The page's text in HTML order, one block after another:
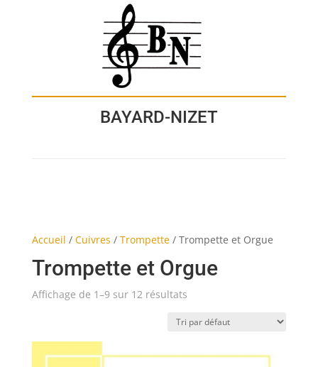
BAYARD-NIZET
Accueil / Cuivres / Trompette/ Trompette et Orgue
Trompette et Orgue
Affichage de 1–9 sur 12 résultats